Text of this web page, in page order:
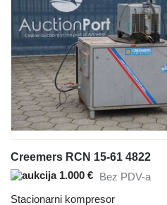
Creemers RCN 15-61 4822
1.000 € Bez PDV-a
Stacionarni kompresor